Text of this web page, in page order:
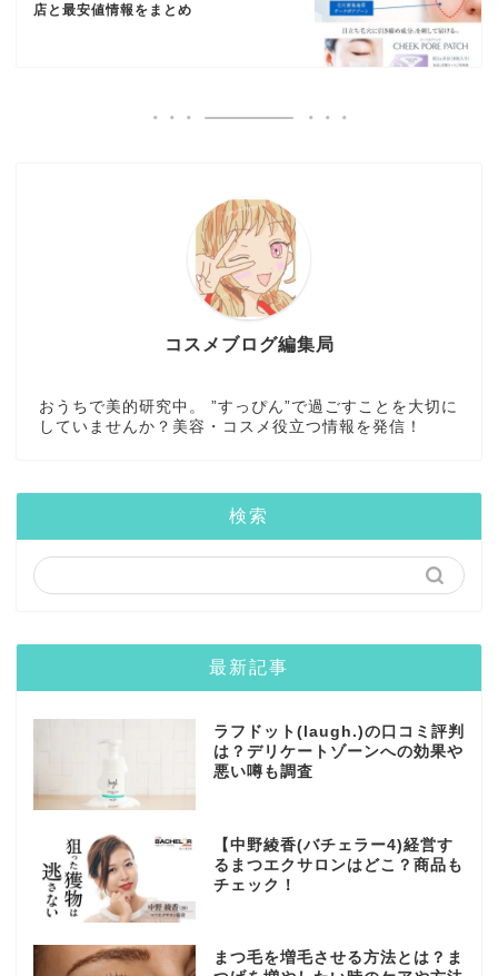
店と最安値情報をまとめ
コスメブログ編集局
おうちで美的研究中。 ”すっぴん”で過ごすことを大切に
していませんか？美容・コスメ役立つ情報を発信！
検索
最新記事
ラフドット(laugh.)の口コミ評判
は？デリケートゾーンへの効果や
悪い噂も調査
【中野綾香(バチェラー4)経営す
るまつエクサロンはどこ？商品も
チェック！
まつ毛を増毛させる方法とは？ま